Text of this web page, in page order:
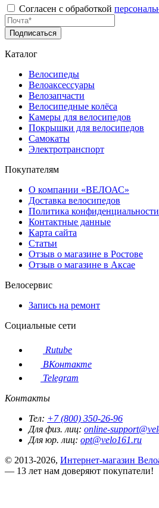
Согласен с обработкой
Подписаться
Каталог
Велосипеды
Велоаксессуары
Велозапчасти
Велосипедные колёса
Камеры для велосипедов
Покрышки для велосипедов
Самокаты
Электротранспорт
Покупателям
О компании «ВЕЛОАС»
Доставка велосипедов
Политика конфиденциальности
Контактные данные
Карта сайта
Статьи
Отзыв о магазине в Ростове
Отзыв о магазине в Аксае
Велосервис
Запись на ремонт
Социальные сети
Rutube
ВКонтакте
Telegram
Контакты
Тел: +7 (800) 350-26-96
Для физ. лиц: online-
Для юр. лиц: opt@velo161.ru
© 2013-2026, Интернет-магазин
— 13 лет нам доверяют покупатели!